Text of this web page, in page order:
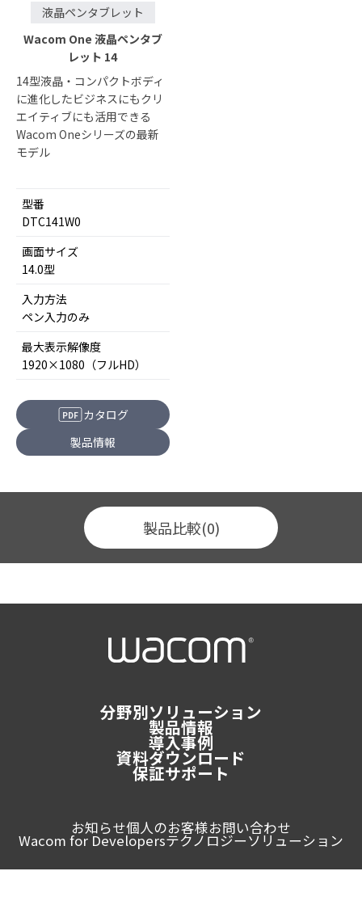
液晶ペンタブレット
Wacom One 液晶ペンタブ
レット 14
14型液晶・コンパクトボディ
に進化したビジネスにもクリ
エイティブにも活用できる
Wacom Oneシリーズの最新
モデル
型番
DTC141W0
画面サイズ
14.0型
入力方法
ペン入力のみ
最大表示解像度
1920×1080（フルHD）
PDF カタログ
製品情報
製品比較(0)
分野別ソリューション
製品情報
導入事例
資料ダウンロード
保証サポート
お知らせ個人のお客様お問い合わせ
Wacom for Developersテクノロジーソリューション